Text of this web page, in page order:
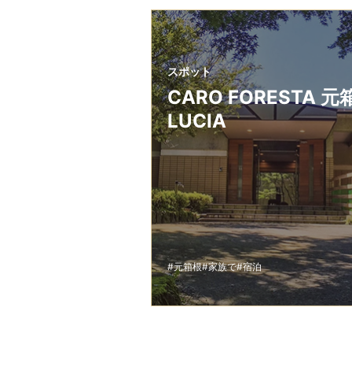
スポット
CARO FORESTA 元
LUCIA
#元箱根#家族で#宿泊